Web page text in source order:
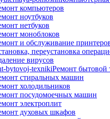
компьютеров
ноутбуков
нетбуков
моноблоков
и обслуживание
переустановка
вирусов
Ремонт бытовой
стиральных машин
холодильников
посудомоечных машин
электроплит
духовых шкафов